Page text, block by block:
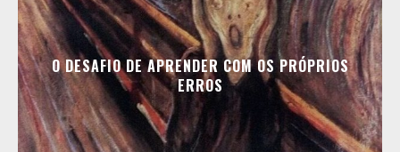
O DESAFIO DE APRENDER COM OS PRÓPRIOS
ERROS